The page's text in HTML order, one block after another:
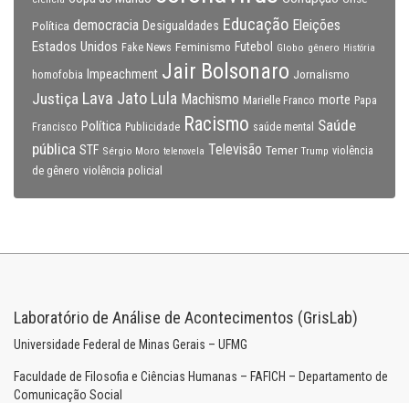
Política democracia Desigualdades Educação Eleições
Estados Unidos Fake News Feminismo Futebol Globo gênero História
homofobia Impeachment Jair Bolsonaro Jornalismo
Justiça Lava Jato Lula Machismo Marielle Franco morte Papa
Francisco Política Publicidade Racismo saúde mental
Saúde
pública STF Sérgio Moro telenovela Televisão Temer Trump violência
de gênero violência policial
Laboratório de Análise de Acontecimentos (GrisLab)
Universidade Federal de Minas Gerais – UFMG
Faculdade de Filosofia e Ciências Humanas – FAFICH – Departamento de
Comunicação Social